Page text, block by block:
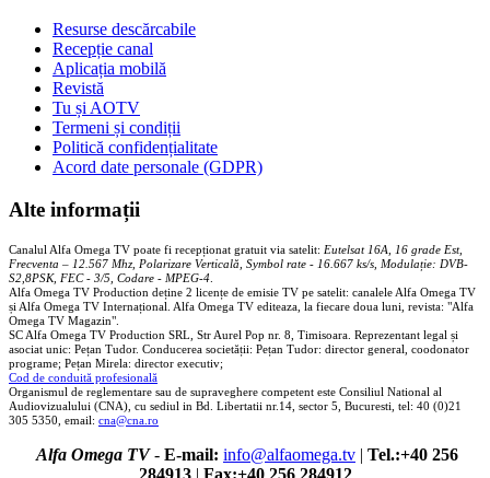
Resurse descărcabile
Recepție canal
Aplicația mobilă
Revistă
Tu și AOTV
Termeni și condiții
Politică confidențialitate
Acord date personale (GDPR)
Alte informații
Canalul Alfa Omega TV poate fi recepționat gratuit via satelit: Eutelsat 16A, 16 grade Est,
Frecventa – 12.567 Mhz, Polarizare Verticală, Symbol rate - 16.667 ks/s, Modulație: DVB-
S2,8PSK, FEC - 3/5, Codare - MPEG-4
Alfa Omega TV Production deține 2 licențe de emisie TV pe satelit: canalele Alfa Omega TV
și Alfa Omega TV Internațional. Alfa Omega TV editeaza, la fiecare doua luni, revista: "Alfa
Omega TV Magazin".
SC Alfa Omega TV Production SRL, Str Aurel Pop nr. 8, Timisoara. Reprezentant legal și
asociat unic: Pețan Tudor. Conducerea societății: Pețan Tudor: director general, coodonator
programe; Pețan Mirela: director executiv;
Cod de conduită profesională
Organismul de reglementare sau de supraveghere competent este Consiliul National al
Audiovizualului (CNA), cu sediul in Bd. Libertatii nr.14, sector 5, Bucuresti, tel: 40 (0)21
305 5350, email: cna@cna.ro
Alfa Omega TV- E-mail: info@alfaomega.tv | Tel.:+40 256
284913| Fax:+40 256 284912